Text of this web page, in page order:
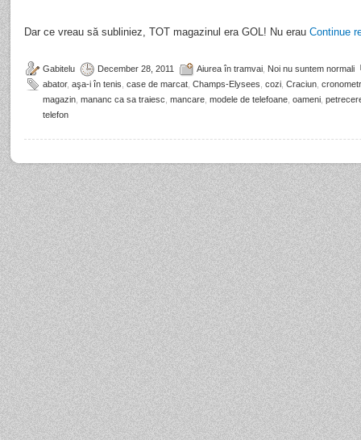
Dar ce vreau să subliniez, TOT magazinul era GOL! Nu erau Continue
Gabitelu December 28, 2011 Aiurea în tramvai Noi nu suntem normali
abator, aşa-i în tenis case de marcat Champs-Elysees cozi Craciun
magazin mananc ca sa traiesc mancare modele de telefoane oameni
telefon